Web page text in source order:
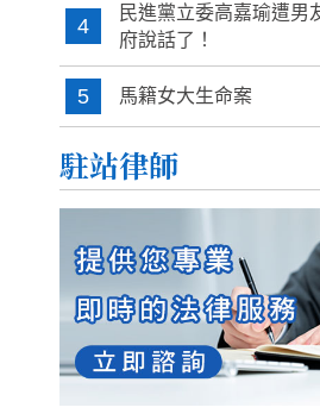
4
民進黨立委高嘉瑜遭
府說話了！
5 馬籍女大生命案
駐站律師